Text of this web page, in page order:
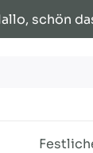
schön